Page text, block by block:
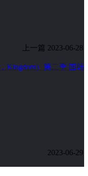
上一篇 2023-06-28
Kingdom）第二季 国韩
2023-06-29